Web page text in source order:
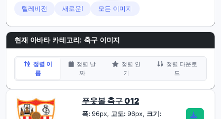
텔레비전 새로운! 모든 이미지
현재 아바타 카테고리: 축구 이미지
정렬 이
름
정렬 날
짜
정렬 인
기
정렬 다운로
드
푸웃볼 축구 012
폭: 96px, 고도: 96px, 크기: